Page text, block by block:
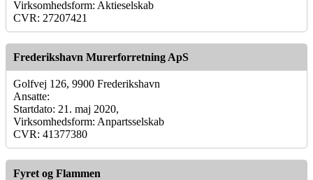
Virksomhedsform: Aktieselskab
CVR: 27207421
Frederikshavn Murerforretning ApS
Golfvej 126, 9900 Frederikshavn
Ansatte:
Startdato: 21. maj 2020,
Virksomhedsform: Anpartsselskab
CVR: 41377380
Fyret og Flammen